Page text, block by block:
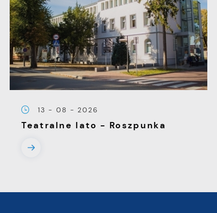
13 - 08 - 2026
Teatralne lato - Roszpunka